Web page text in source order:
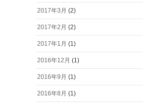
2017年3月 (2)
2017年2月 (2)
2017年1月 (1)
2016年12月 (1)
2016年9月 (1)
2016年8月 (1)